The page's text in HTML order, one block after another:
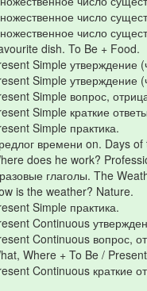
число
число
dish. To Be + Food.
Simple утверждение
Simple утверждение
Simple вопрос,
Simple краткие
Simple практика.
времени on. Days of
does he work?
глаголы. The
is the weather? Nature.
Simple практика.
Continuous
Continuous вопрос,
Where + To Be /
Continuous краткие